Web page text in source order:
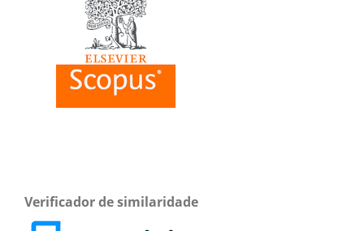
Verificador de similaridade